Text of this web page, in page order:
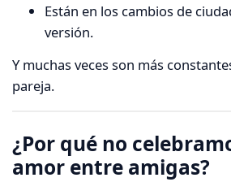
Están en los cambios de
versión.
Y muchas veces son más
pareja.
¿Por qué no
amor entre amigas?